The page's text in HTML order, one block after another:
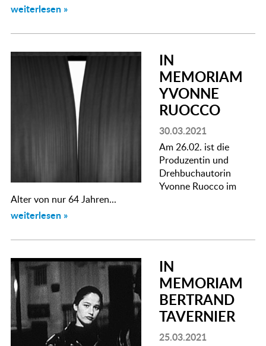
weiterlesen »
IN
MEMORIAM
YVONNE
RUOCCO
30.03.2021
Am 26.02. ist die
Produzentin und
Drehbuchautorin
Yvonne Ruocco im
Alter von nur 64 Jahren...
weiterlesen »
IN
MEMORIAM
BERTRAND
TAVERNIER
25.03.2021